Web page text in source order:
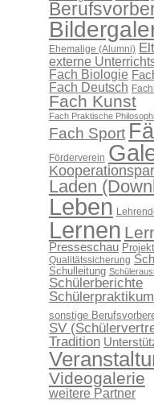
Ehemalige (Alumni)
externe
Fach Biologie
Fach Deutsch
Fach Kunst
Fach Praktische
Fach Sport
Förderverein
Laden
Leben
Lernen
Presseschau Projekt
Qualitätssicherung
Schulleitung
Schülerberichte
Schülerpraktikum
sonstige
SV
Tradition
Videogalerie
weitere Partner